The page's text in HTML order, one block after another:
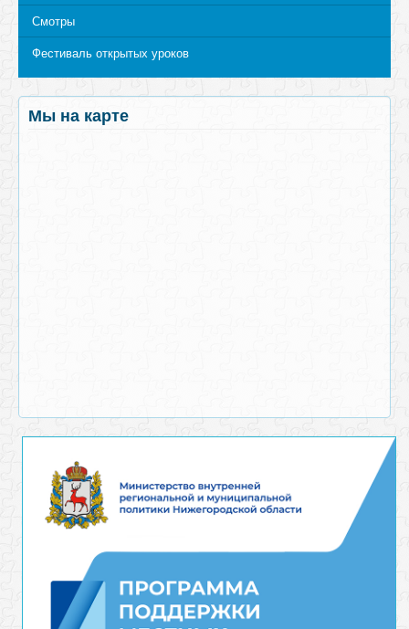
Смотры
Фестиваль открытых уроков
Мы на карте